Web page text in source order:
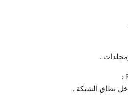
.
نطاق الشبكة .